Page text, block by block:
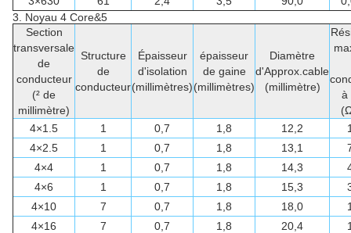
3. Noyau 4 Core&5
Section
transversale
de
conducteur
(² de
millimètre)
Structure
de
conducteur
Épaisseur
d'isolation
(millimètres)
épaisseur
de gaine
(millimètres)
Diamètre
d'Approx.cable
(millimètre)
à
4×1.5
1 0,7 1,8 12,2
4×2.5
1 0,7 1,8 13,1
4×4
1 0,7 1,8 14,3
4×6
1 0,7 1,8 15,3
4×10
7 0,7 1,8 18,0
4×16
7 0,7 1,8 20,4